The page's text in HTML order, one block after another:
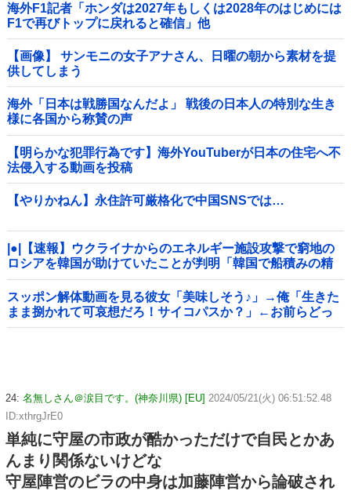
海外F1記者「ホンダは2027年もしくは2028年のはじめには
F1で再びトップに戻れると確信」他
【画像】 サンモニの女子アナさん、日曜の朝から素材を提
供してしまう
海外「日本は戦勝国なんだよ」 戦後の日本人の特別な生き
様に各国から称賛の声
【明らかな犯罪行為です】海外YouTuberが日本の住宅へ不
法侵入する動画を投稿
【やりかねん】永住許可厳格化で中国SNSでは…
|●|【速報】ウクライナからのエネルギー施設攻撃で窮地の
ロシアを韓国が助けていたことが判明「韓国で船積みの精
製油3万トンがロシア行き」
スッポン解体動画を見る彼女「美味しそう♪」→俺「生きた
まま捌かれて可哀想だろ！サイコパスか？」←お前らどっ
ち？
24: 名無しさん＠涙目です。(神奈川県) [EU] 2024/05/21(火) 06:51:52.48
ID:xthrgJrE0
単純に守屋の市政が酷かっただけで自民とかあ
んまり関係ないけどな
守屋陣営のビラの中身は加藤陣営から論破され